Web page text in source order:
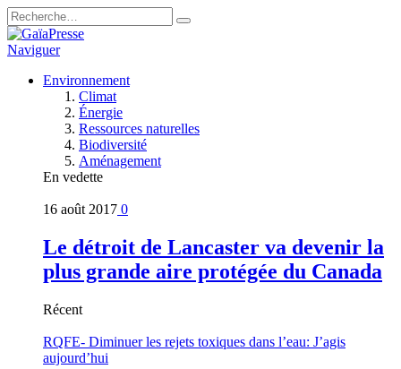
Naviguer
Environnement
Climat
Énergie
Ressources naturelles
Biodiversité
Aménagement
En vedette
16 août 2017 0
Le détroit de Lancaster va devenir la
plus grande aire protégée du Canada
Récent
RQFE- Diminuer les rejets toxiques dans l’eau: J’agis
aujourd’hui